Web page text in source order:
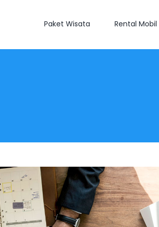
Paket Wisata Rental Mobil